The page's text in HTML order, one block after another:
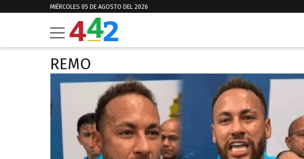
MIÉRCOLES 05 DE AGOSTO DEL 2026
REMO